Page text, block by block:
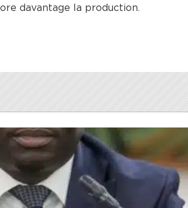
davantage la production.